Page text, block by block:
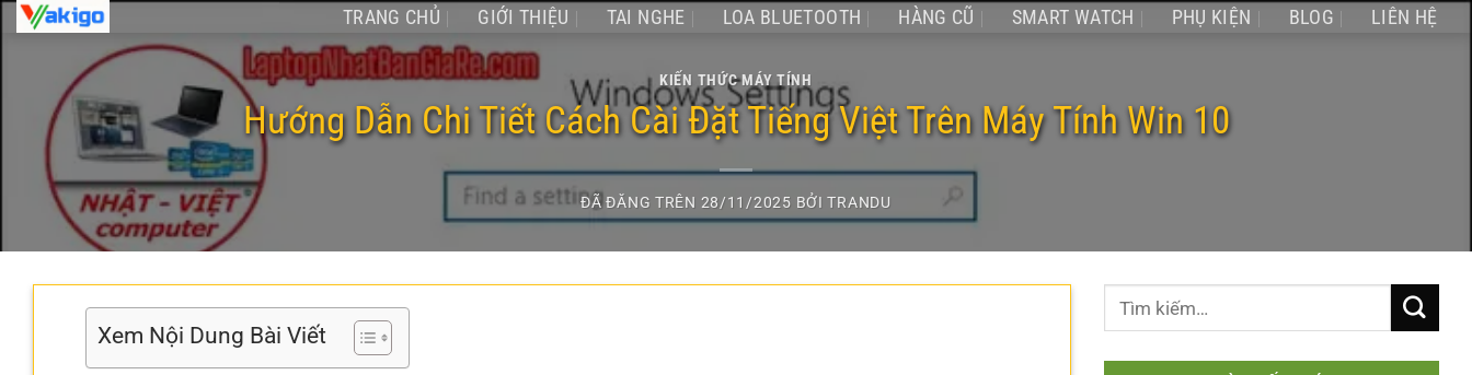
Chuyển
TRANG CHỦ GIỚI THIỆU TAI NGHE LOA BLUETOOTH HÀNG CŨ SMART WATCH PHỤ KIỆN BLOG LIÊN HỆ
KIẾN THỨC MÁY TÍNH
Hướng Dẫn Chi Tiết Cách Cài Đặt Tiếng Việt Trên Máy Tính Win 10
ĐÃ ĐĂNG TRÊN 28/11/2025 BỞITRANDU
Xem Nội Dung Bài Viết